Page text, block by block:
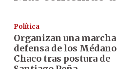
Política
Organizan una
defensa de los
Chaco tras postura de